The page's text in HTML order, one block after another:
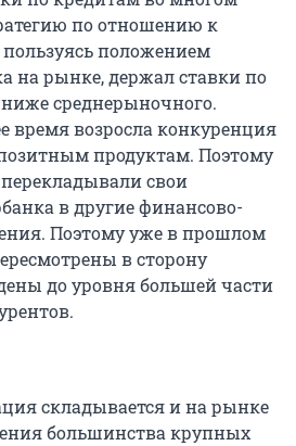
по отношению к
положением
на рынке, держал ставки по
среднерыночного.
время возросла конкуренция
продуктам. Поэтому
свои
в другие финансово-
Поэтому уже в прошлом
в сторону
до уровня большей части
складывается и на рынке
большинства крупных